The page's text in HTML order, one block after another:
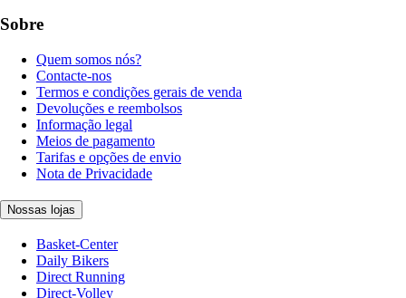
Sobre
Quem somos nós?
Contacte-nos
Termos e condições gerais de venda
Devoluções e reembolsos
Informação legal
Meios de pagamento
Tarifas e opções de envio
Nota de Privacidade
Nossas lojas
Basket-Center
Daily Bikers
Direct Running
Direct-Volley